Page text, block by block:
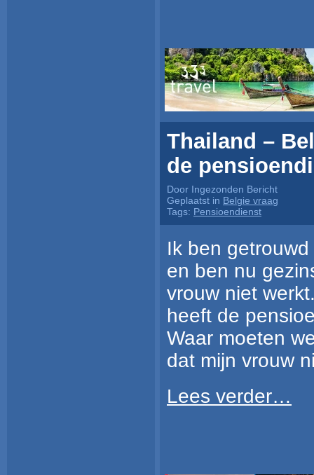
Thailand –
de
Door Ingezonden Bericht
Geplaatst in Belgie vraag
Tags: Pensioendienst
Ik ben
en ben nu
vrouw niet
heeft de
Waar moeten
dat mijn vrouw
Lees verder…